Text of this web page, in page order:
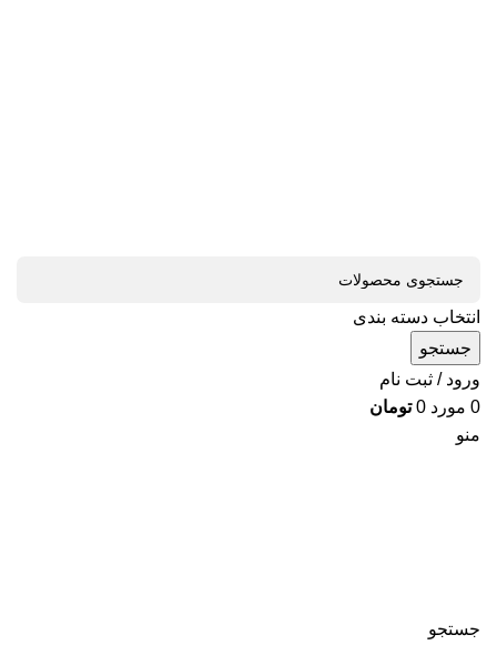
انتخاب دسته بندی
جستجو
ورود / ثبت نام
0 مورد 0 تومان
منو
جستجو